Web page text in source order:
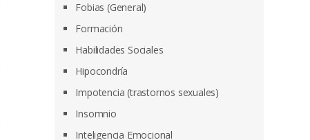
Fobias (General)
Formación
Habilidades Sociales
Hipocondría
Impotencia (trastornos sexuales)
Insomnio
Inteligencia Emocional